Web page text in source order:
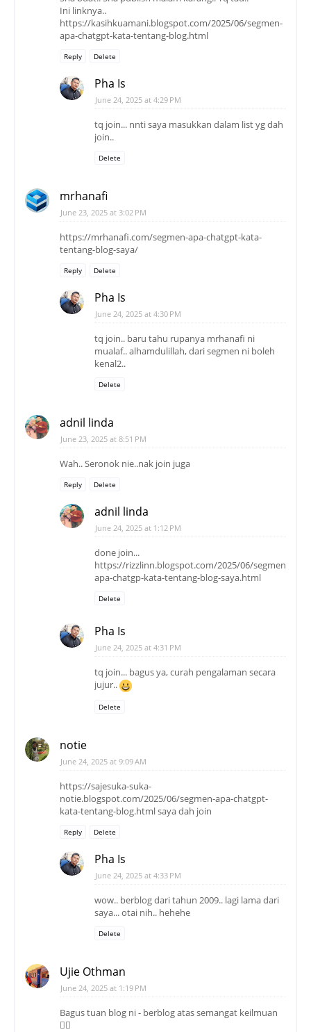
Ini linknya..
https://kasihkuamani.blogspot.com/2025/06/segmen-
apa-chatgpt-kata-tentang-blog.html
Reply Delete
Pha Is
June 24, 2025 at 4:29 PM
tq join... nnti saya masukkan dalam list yg dah
join..
Delete
mrhanafi
June 23, 2025 at 3:02 PM
https://mrhanafi.com/segmen-apa-chatgpt-kata-
tentang-blog-saya/
Reply Delete
Pha Is
June 24, 2025 at 4:30 PM
tq join.. baru tahu rupanya mrhanafi ni
mualaf.. alhamdulillah, dari segmen ni boleh
kenal2..
Delete
adnil linda
June 23, 2025 at 8:51 PM
Wah.. Seronok nie..nak join juga
Reply Delete
adnil linda
June 24, 2025 at 1:12 PM
done join...
https://rizzlinn.blogspot.com/2025/06/segmen-
apa-chatgp-kata-tentang-blog-saya.html
Delete
Pha Is
June 24, 2025 at 4:31 PM
tq join... bagus ya, curah pengalaman secara
jujur..
Delete
notie
June 24, 2025 at 9:09 AM
https://sajesuka-suka-
notie.blogspot.com/2025/06/segmen-apa-chatgpt-
kata-tentang-blog.html saya dah join
Reply Delete
Pha Is
June 24, 2025 at 4:33 PM
wow.. berblog dari tahun 2009.. lagi lama dari
saya... otai nih.. hehehe
Delete
Ujie Othman
June 24, 2025 at 1:19 PM
Bagus tuan blog ni - berblog atas semangat keilmuan
👍🏽